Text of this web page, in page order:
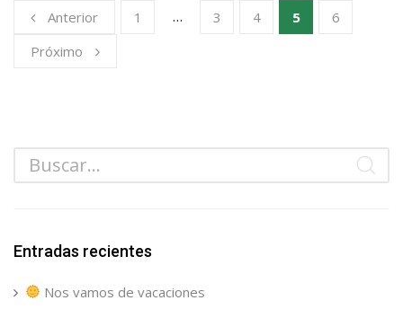
Anterior 1 … 3 4 5
6
Próximo
Entradas recientes
Nos vamos de vacaciones